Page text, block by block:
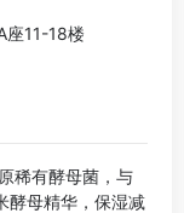
座11-18楼
稀有酵母菌，与
酵母精华，保湿减